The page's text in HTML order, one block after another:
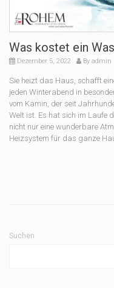
Was kostet ein
Dezember 5, 2022 By admin
Sie heizt das Haus, schafft
jeden Winterabend in
vom Kamin, der seit
Welt ist. Es hat sich im Laufe
nicht nur eine wunderbare
Heizsystem für das ganze
Suchen